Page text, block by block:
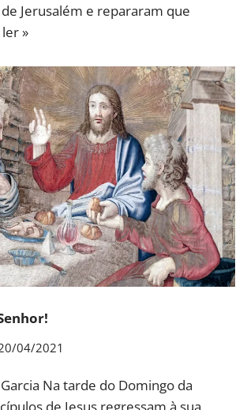
Jerusalém e repararam que
»
04/2021
Na tarde do Domingo da
de Jesus regressam à sua